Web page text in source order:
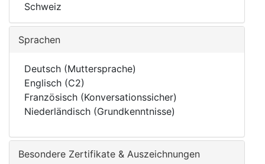
Schweiz
Sprachen
Deutsch (Muttersprache)
Englisch (C2)
Französisch (Konversationssicher)
Niederländisch (Grundkenntnisse)
Besondere Zertifikate & Auszeichnungen